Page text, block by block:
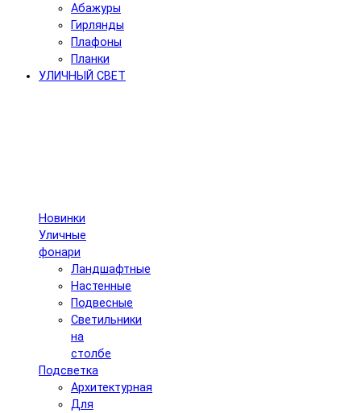
Абажуры
Гирлянды
Плафоны
Планки
УЛИЧНЫЙ СВЕТ
Новинки
Уличные
фонари
Ландшафтные
Настенные
Подвесные
Светильники
на
столбе
Подсветка
Архитектурная
Для